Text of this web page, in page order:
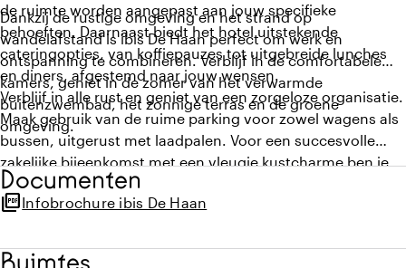
de ruimte worden aangepast aan jouw specifieke
behoeften. Daarnaast biedt het hotel uitstekende
cateringopties, van koffiepauzes tot uitgebreide lunches
en diners, afgestemd naar jouw wensen.
Dankzij de rustige omgeving en het strand op
wandelafstand is ibis De Haan perfect om werk en
ontspanning te combineren. Verblijf in de comfortabele
kamers, geniet in de zomer van het verwarmde
buitenzwembad, het zonnige terras en de groene
omgeving.
Verblijf in alle rust en geniet van een zorgeloze organisatie.
Maak gebruik van de ruime parking voor zowel wagens als
bussen, uitgerust met laadpalen. Voor een succesvolle
zakelijke bijeenkomst met een vleugje kustcharme ben je
bij ibis De Haan aan het juiste adres.
Documenten
picture_as_pdfInfobrochure ibis De Haan
Ruimtes